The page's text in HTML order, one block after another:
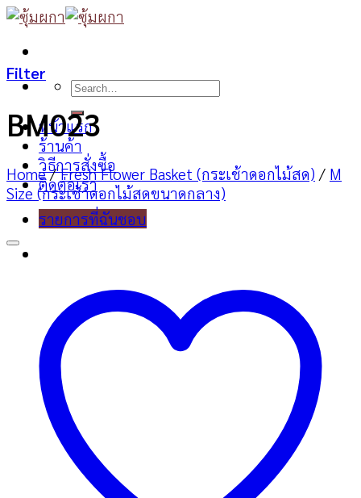
Skip
content
Search
หน้าแรก
ร้านค้า
วิธีการสั่งซื้อ
ติดต่อเรา
รายการที่ฉันชอบ
Filter
BM023
Home / Fresh Flower Basket (กระเช้าดอกไม้สด) / M
Size (กระเช้าดอกไม้สดขนาดกลาง)